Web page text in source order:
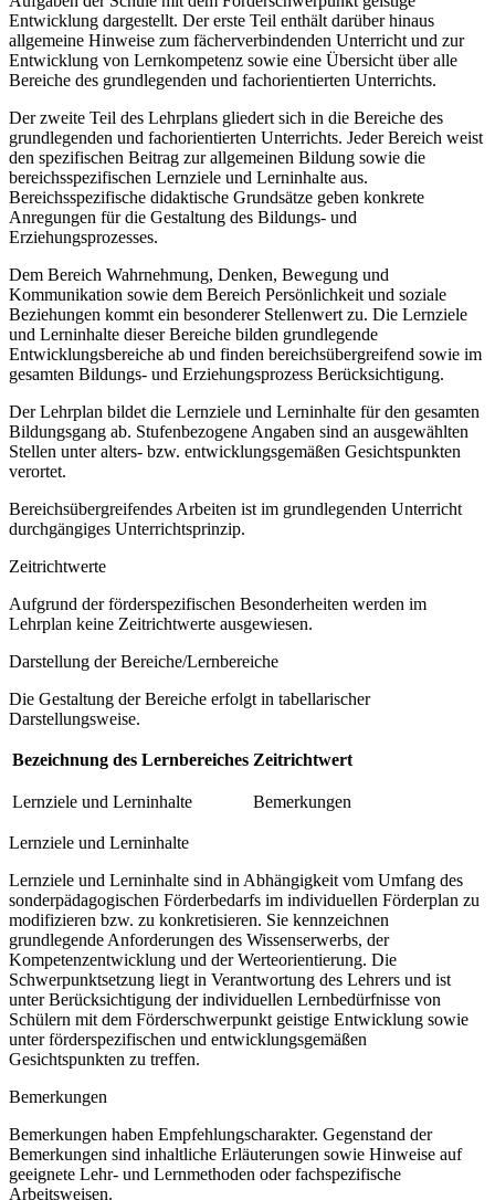
Entwicklung dargestellt. Der erste Teil enthält darüber hinaus
allgemeine Hinweise zum fächerverbindenden Unterricht und zur
Entwicklung von Lernkompetenz sowie eine Übersicht über alle
Bereiche des grundlegenden und fachorientierten Unterrichts.
Der zweite Teil des Lehrplans gliedert sich in die Bereiche des
grundlegenden und fachorientierten Unterrichts. Jeder Bereich weist
den spezifischen Beitrag zur allgemeinen Bildung sowie die
bereichsspezifischen Lernziele und Lerninhalte aus.
Bereichsspezifische didaktische Grundsätze geben konkrete
Anregungen für die Gestaltung des Bildungs- und
Erziehungsprozesses.
Dem Bereich Wahrnehmung, Denken, Bewegung und
Kommunikation sowie dem Bereich Persönlichkeit und soziale
Beziehungen kommt ein besonderer Stellenwert zu. Die Lernziele
und Lerninhalte dieser Bereiche bilden grundlegende
Entwicklungsbereiche ab und finden bereichsübergreifend sowie im
gesamten Bildungs- und Erziehungsprozess Berücksichtigung.
Der Lehrplan bildet die Lernziele und Lerninhalte für den gesamten
Bildungsgang ab. Stufenbezogene Angaben sind an ausgewählten
Stellen unter alters- bzw. entwicklungsgemäßen Gesichtspunkten
verortet.
Bereichsübergreifendes Arbeiten ist im grundlegenden Unterricht
durchgängiges Unterrichtsprinzip.
Zeitrichtwerte
Aufgrund der förderspezifischen Besonderheiten werden im
Lehrplan keine Zeitrichtwerte ausgewiesen.
Darstellung der Bereiche/Lernbereiche
Die Gestaltung der Bereiche erfolgt in tabellarischer
Darstellungsweise.
Bezeichnung des Lernbereiches Zeitrichtwert
Lernziele und Lerninhalte Bemerkungen
Lernziele und Lerninhalte
Lernziele und Lerninhalte sind in Abhängigkeit vom Umfang des
sonderpädagogischen Förderbedarfs im individuellen Förderplan zu
modifizieren bzw. zu konkretisieren. Sie kennzeichnen
grundlegende Anforderungen des Wissenserwerbs, der
Kompetenzentwicklung und der Werteorientierung. Die
Schwerpunktsetzung liegt in Verantwortung des Lehrers und ist
unter Berücksichtigung der individuellen Lernbedürfnisse von
Schülern mit dem Förderschwerpunkt geistige Entwicklung sowie
unter förderspezifischen und entwicklungsgemäßen
Gesichtspunkten zu treffen.
Bemerkungen
Bemerkungen haben Empfehlungscharakter. Gegenstand der
Bemerkungen sind inhaltliche Erläuterungen sowie Hinweise auf
geeignete Lehr- und Lernmethoden oder fachspezifische
Arbeitsweisen.